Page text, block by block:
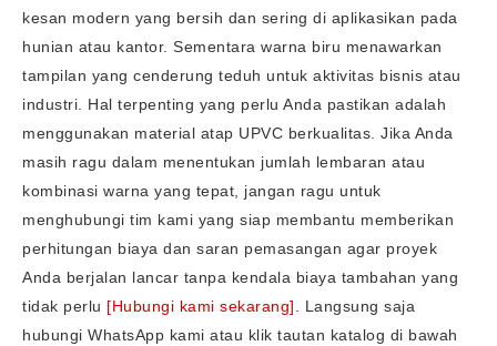
kesan modern yang bersih dan sering di aplikasikan pada
hunian atau kantor. Sementara warna biru menawarkan
tampilan yang cenderung teduh untuk aktivitas bisnis atau
industri. Hal terpenting yang perlu Anda pastikan adalah
menggunakan material atap UPVC berkualitas. Jika Anda
masih ragu dalam menentukan jumlah lembaran atau
kombinasi warna yang tepat, jangan ragu untuk
menghubungi tim kami yang siap membantu memberikan
perhitungan biaya dan saran pemasangan agar proyek
Anda berjalan lancar tanpa kendala biaya tambahan yang
tidak perlu [Hubungi kami sekarang]. Langsung saja
hubungi WhatsApp kami atau klik tautan katalog di bawah